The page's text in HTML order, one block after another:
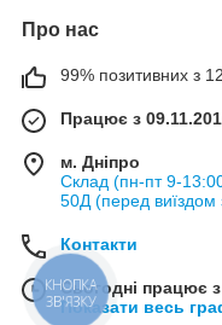
Про нас
99% позитивних з
Працює з
м. Дніпро
Склад (пн-пт 9-
50Д (перед виїздом
Контакти
Сьогодні працює
Показати весь
КНОПКА
ЗВ'ЯЗКУ